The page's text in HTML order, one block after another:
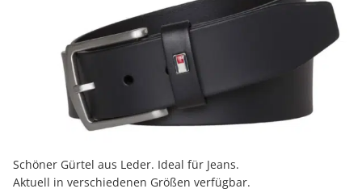
Schöner Gürtel aus Leder. Ideal für Jeans.
Aktuell in verschiedenen Größen verfügbar.